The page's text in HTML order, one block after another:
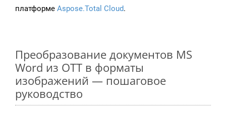
платформе Aspose.Total Cloud.
Преобразование документов MS
Word из OTT в форматы
изображений — пошаговое
руководство